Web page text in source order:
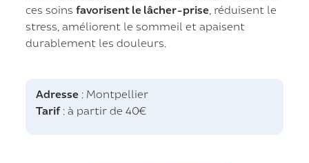
ces soinsfavorisent le lâcher-prise , réduisent le
stress, améliorent le sommeil et apaisent
durablement les douleurs.
Adresse : Montpellier
Tarif: à partir de 40€